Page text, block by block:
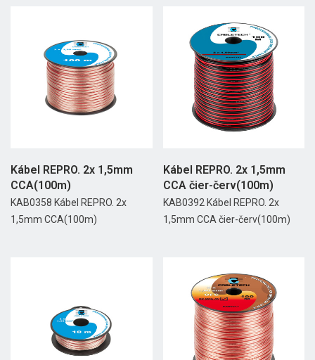
Kábel REPRO. 2x 1,5mm
CCA(100m)
KAB0358 Kábel REPRO. 2x
1,5mm CCA(100m)
Kábel REPRO. 2x 1,5mm
CCA čier-červ(100m)
KAB0392 Kábel REPRO. 2x
1,5mm CCA čier-červ(100m)